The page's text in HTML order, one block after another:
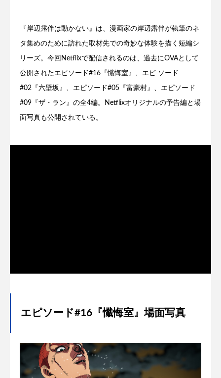
『岸辺露伴は動かない』は、漫画家の岸辺露伴が執筆のネ
タ集めのために訪れた取材先での奇妙な体験を描く短編シ
リーズ。今回Netflixで配信されるのは、過去にOVAとして
公開されたエピソード#16『懺悔室』、エピ ソード
#02『六壁坂』、エピソード#05『富豪村』、エピソード
#09『ザ・ラン』の全4編。Netflixオリジナルの予告編と場
面写真も公開されている。
エピソード#16『懺悔室』場面写真